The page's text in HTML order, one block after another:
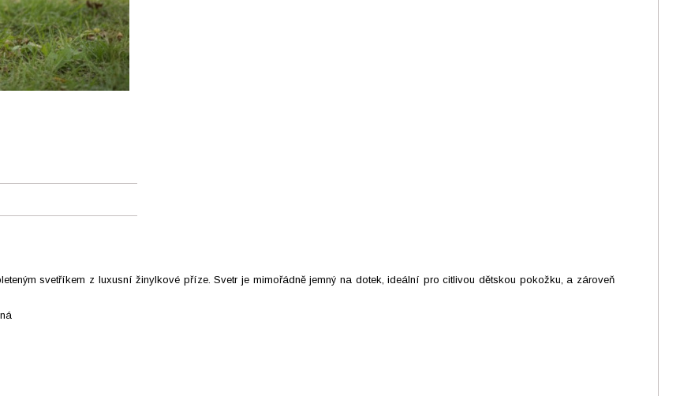
svetříkem z luxusní žinylkové příze. Svetr je mimořádně jemný na dotek, ideální pro citlivou dětskou pokožku, a zároveň